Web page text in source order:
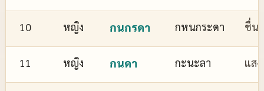
10 หญิง กนกรดา กหนกระดา ชื่น
11 หญิง กนดา กะนะลา แสง